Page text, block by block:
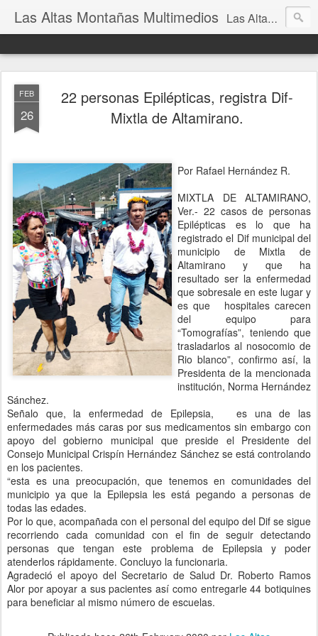
Las Altas Montañas Multimedios Las Altas Montañas Multimedios
FEB
26
22 personas Epilépticas, registra Dif-
Mixtla de Altamirano.
Por Rafael Hernández R.
MIXTLA DE ALTAMIRANO,
Ver.- 22 casos de personas
Epilépticas es lo que ha
registrado el Dif municipal del
municipio de Mixtla de
Altamirano y que ha
resultado ser la enfermedad
que sobresale en este lugar y
es que
hospitales carecen
del equipo para
“Tomografías”, teniendo que
trasladarlos al nosocomio de
Rio blanco”, confirmo así, la
Presidenta de la mencionada
institución, Norma Hernández
Sánchez.
Señalo que, la enfermedad de Epilepsia,
es una de las
enfermedades más caras por sus medicamentos sin embargo con
apoyo del gobierno municipal que preside el Presidente del
Consejo Municipal Crispín Hernández Sánchez se está controlando
en los pacientes.
“esta es una preocupación, que tenemos en comunidades del
municipio ya que la Epilepsia les está pegando a personas de
todas las edades.
Por lo que, acompañada con el personal del equipo del Dif se sigue
recorriendo cada comunidad con el fin de seguir detectando
personas que tengan este problema de Epilepsia y poder
atenderlos rápidamente. Concluyo la funcionaria.
Agradeció el apoyo del Secretario de Salud Dr. Roberto Ramos
Alor por apoyar a sus pacientes así como entregarle 44 botiquines
para beneficiar al mismo número de escuelas.